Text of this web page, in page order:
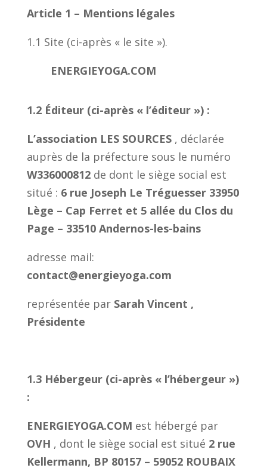
Article 1 – Mentions légales
1.1 Site (ci-après « le site »).
ENERGIEYOGA.COM
1.2 Éditeur (ci-après « l’éditeur ») :
L’association LES SOURCES, déclarée
auprès de la préfecture sous le numéro
W336000812 de dont le siège social est
situé : 6 rue Joseph Le Tréguesser 33950
Lège – Cap Ferret et 5 allée du Clos du
Page – 33510 Andernos-les-bains
adresse mail:
contact@energieyoga.com
représentée par Sarah Vincent ,
Présidente
1.3 Hébergeur (ci-après « l’hébergeur »)
:
ENERGIEYOGA.COM est hébergé par
OVH , dont le siège social est situé 2 rue
Kellermann, BP 80157 – 59052 ROUBAIX